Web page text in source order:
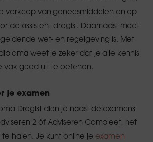
verkoop van geneesmiddelen en op
de assistent-drogist. Daarnaast moet
wet- en regelgeving is. Met
weet je zeker dat je alle kennis
vak goed uit te oefenen.
je examen
Drogist dien je naast de examens
2 óf Adviseren Compleet, het
te halen. Je kunt online je examen